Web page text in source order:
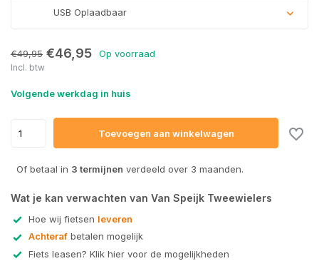
USB Oplaadbaar
€49,95 €46,95 Op voorraad
Incl. btw
Volgende werkdag in huis
Toevoegen aan winkelwagen
Of betaal in 3 termijnen verdeeld over 3 maanden.
Wat je kan verwachten van Van Speijk Tweewielers
Hoe wij fietsen leveren
Achteraf betalen mogelijk
Fiets leasen? Klik hier voor de mogelijkheden